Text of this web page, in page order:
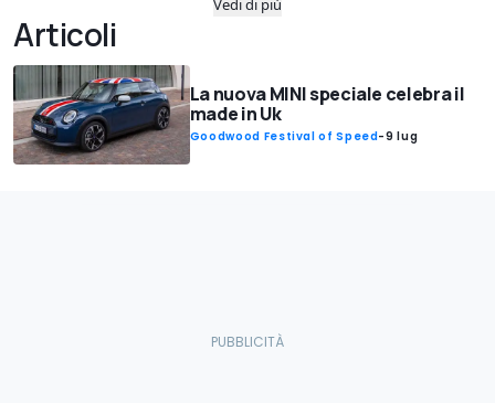
Vedi di più
Articoli
La nuova MINI speciale celebra il
made in Uk
Goodwood Festival of Speed-9 lug